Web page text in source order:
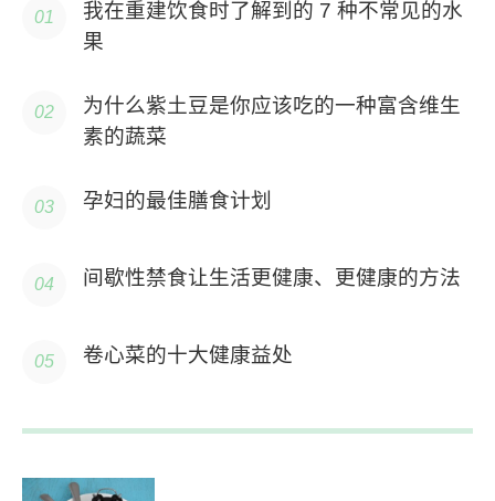
我在重建饮食时了解到的 7 种不常见的水
果
为什么紫土豆是你应该吃的一种富含维生
素的蔬菜
孕妇的最佳膳食计划
间歇性禁食让生活更健康、更健康的方法
卷心菜的十大健康益处